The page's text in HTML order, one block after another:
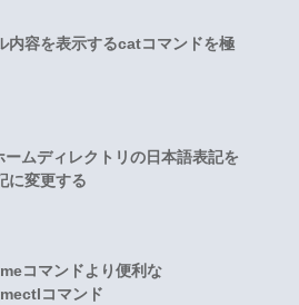
内容を表示するcatコマンドを極
ムディレクトリの日本語表記を
に変更する
コマンドより便利な
コマンド